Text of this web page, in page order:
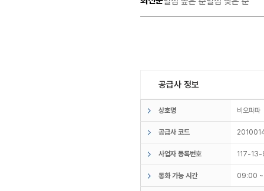
공급사 정보
상호명 비오파
공급사 코드
사업자 등록번호 117-
통화 가능 시간 09:00